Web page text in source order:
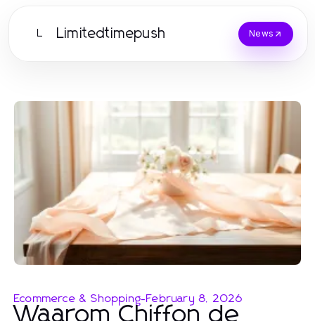
L Limitedtimepush News
Ecommerce & Shopping-February 8, 2026
Waarom Chiffon de